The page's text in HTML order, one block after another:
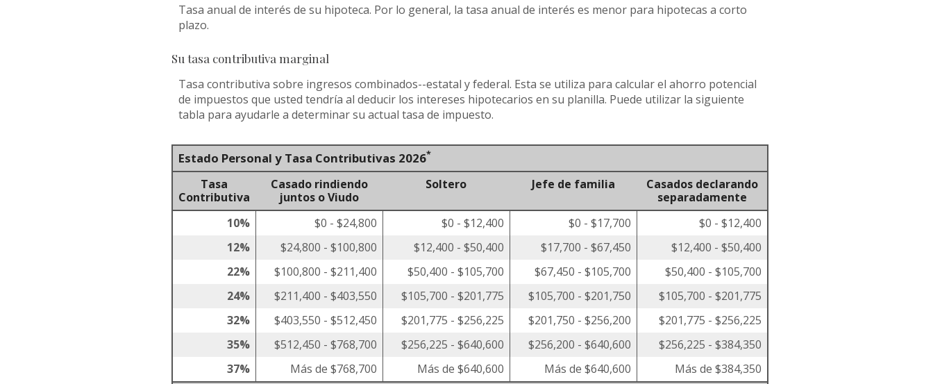
Tasa anual de interés de su hipoteca. Por lo general, la tasa anual de interés es menor para hipotecas a corto
plazo.
Su tasa contributiva marginal
Tasa contributiva sobre ingresos combinados--estatal y federal. Esta se utiliza para calcular el ahorro potencial
de impuestos que usted tendría al deducir los intereses hipotecarios en su planilla. Puede utilizar la siguiente
tabla para ayudarle a determinar su actual tasa de impuesto.
Estado Personal y Tasa Contributivas 2026*
Tasa
Contributiva
Casado rindiendo
juntos o Viudo
Soltero Jefe de familia
Casados declarando
separadamente
10%
$0 - $24,800 $0 - $12,400 $0 - $17,700
$0 - $12,400
12%
$24,800 - $100,800 $12,400 - $50,400 $17,700 - $67,450
$12,400 - $50,400
22%
$100,800 - $211,400 $50,400 - $105,700 $67,450 - $105,700
$50,400 - $105,700
24%
$211,400 - $403,550 $105,700 - $201,775 $105,700 - $201,750
$105,700 - $201,775
32%
$403,550 - $512,450 $201,775 - $256,225 $201,750 - $256,200
$201,775 - $256,225
35%
$512,450 - $768,700 $256,225 - $640,600 $256,200 - $640,600
$256,225 - $384,350
37%
Más de $768,700 Más de $640,600 Más de $640,600 Más de $384,350